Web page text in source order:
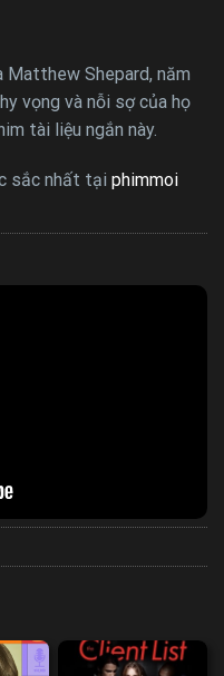
Matthew Shepard, năm
vọng và nỗi sợ của họ
tài liệu ngắn này.
sắc nhất tại phimmoi